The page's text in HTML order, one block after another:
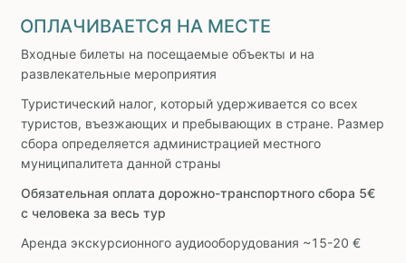
ОПЛАЧИВАЕТСЯ НА МЕСТЕ
Входные билеты на посещаемые объекты и на
развлекательные мероприятия
Туристический налог, который удерживается со всех
туристов, въезжающих и пребывающих в стране. Размер
сбора определяется администрацией местного
муниципалитета данной страны
Обязательная оплата дорожно-транспортного сбора 5€
с человека за весь тур
Аренда экскурсионного аудиооборудования ~15-20 €